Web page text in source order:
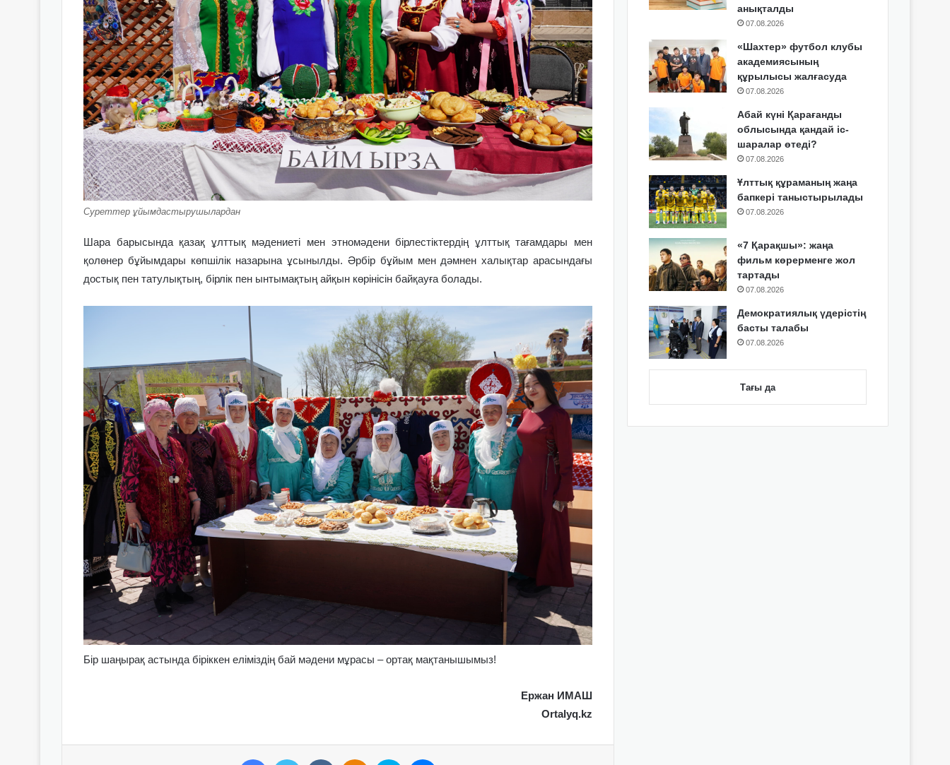
Суреттер ұйымдастырушылардан
Шара барысында қазақ ұлттық мәдениеті мен этномәдени бірлестіктердің ұлттық тағамдары мен
қолөнер бұйымдары көпшілік назарына ұсынылды. Әрбір бұйым мен дәмнен халықтар арасындағы
достық пен татулықтың, бірлік пен ынтымақтың айқын көрінісін байқауға болады.
Бір шаңырақ астында біріккен еліміздің бай мәдени мұрасы – ортақ мақтанышымыз!
Ержан ИМАШ
Ortalyq.kz
анықталды
07.08.2026
«Шахтер» футбол клубы
академиясының
құрылысы жалғасуда
07.08.2026
Абай күні Қарағанды
облысында қандай іс-
шаралар өтеді?
07.08.2026
Ұлттық құраманың жаңа
бапкері таныстырылады
07.08.2026
«7 Қарақшы»: жаңа
фильм көрерменге жол
тартады
07.08.2026
Демократиялық үдерістің
басты талабы
07.08.2026
Тағы да